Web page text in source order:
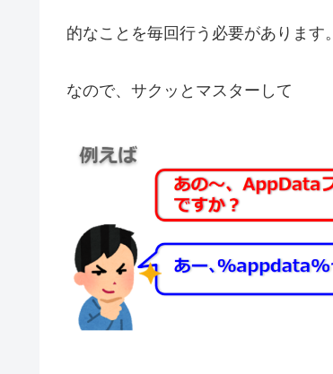
的なことを毎回行う必要があります。
なので、サクッとマスターして